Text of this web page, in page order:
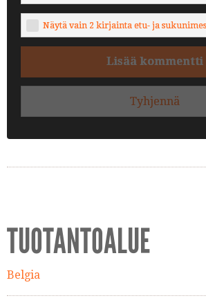
Näytä vain 2 kirjainta etu- ja
Lisää kommentti
Tyhjennä
TUOTANTOALUE
Belgia